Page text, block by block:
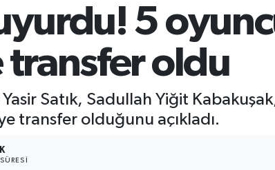
BİST100 13.773 %-
BITCOIN
5
transfer oldu
Satık, Sadullah Yiğit
transfer olduğunu açıkladı.